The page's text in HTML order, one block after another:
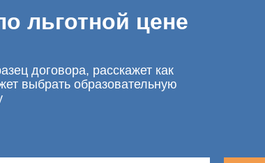
льготной цене
договора, расскажет как
выбрать образовательную